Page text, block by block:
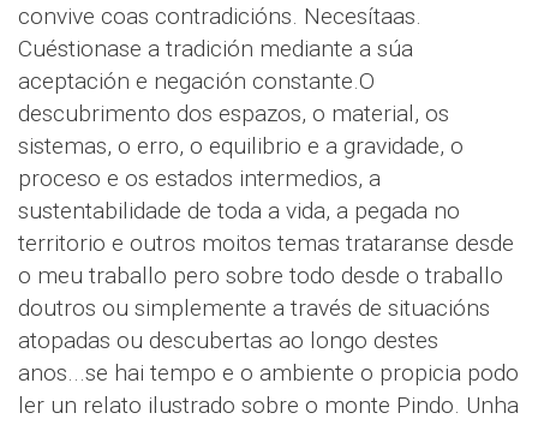
convive coas contradicións. Necesítaas.
Cuéstionase a tradición mediante a súa
aceptación e negación constante.O
descubrimento dos espazos, o material, os
sistemas, o erro, o equilibrio e a gravidade, o
proceso e os estados intermedios, a
sustentabilidade de toda a vida, a pegada no
territorio e outros moitos temas trataranse desde
o meu traballo pero sobre todo desde o traballo
doutros ou simplemente a través de situacións
atopadas ou descubertas ao longo destes
anos...se hai tempo e o ambiente o propicia podo
ler un relato ilustrado sobre o monte Pindo. Unha